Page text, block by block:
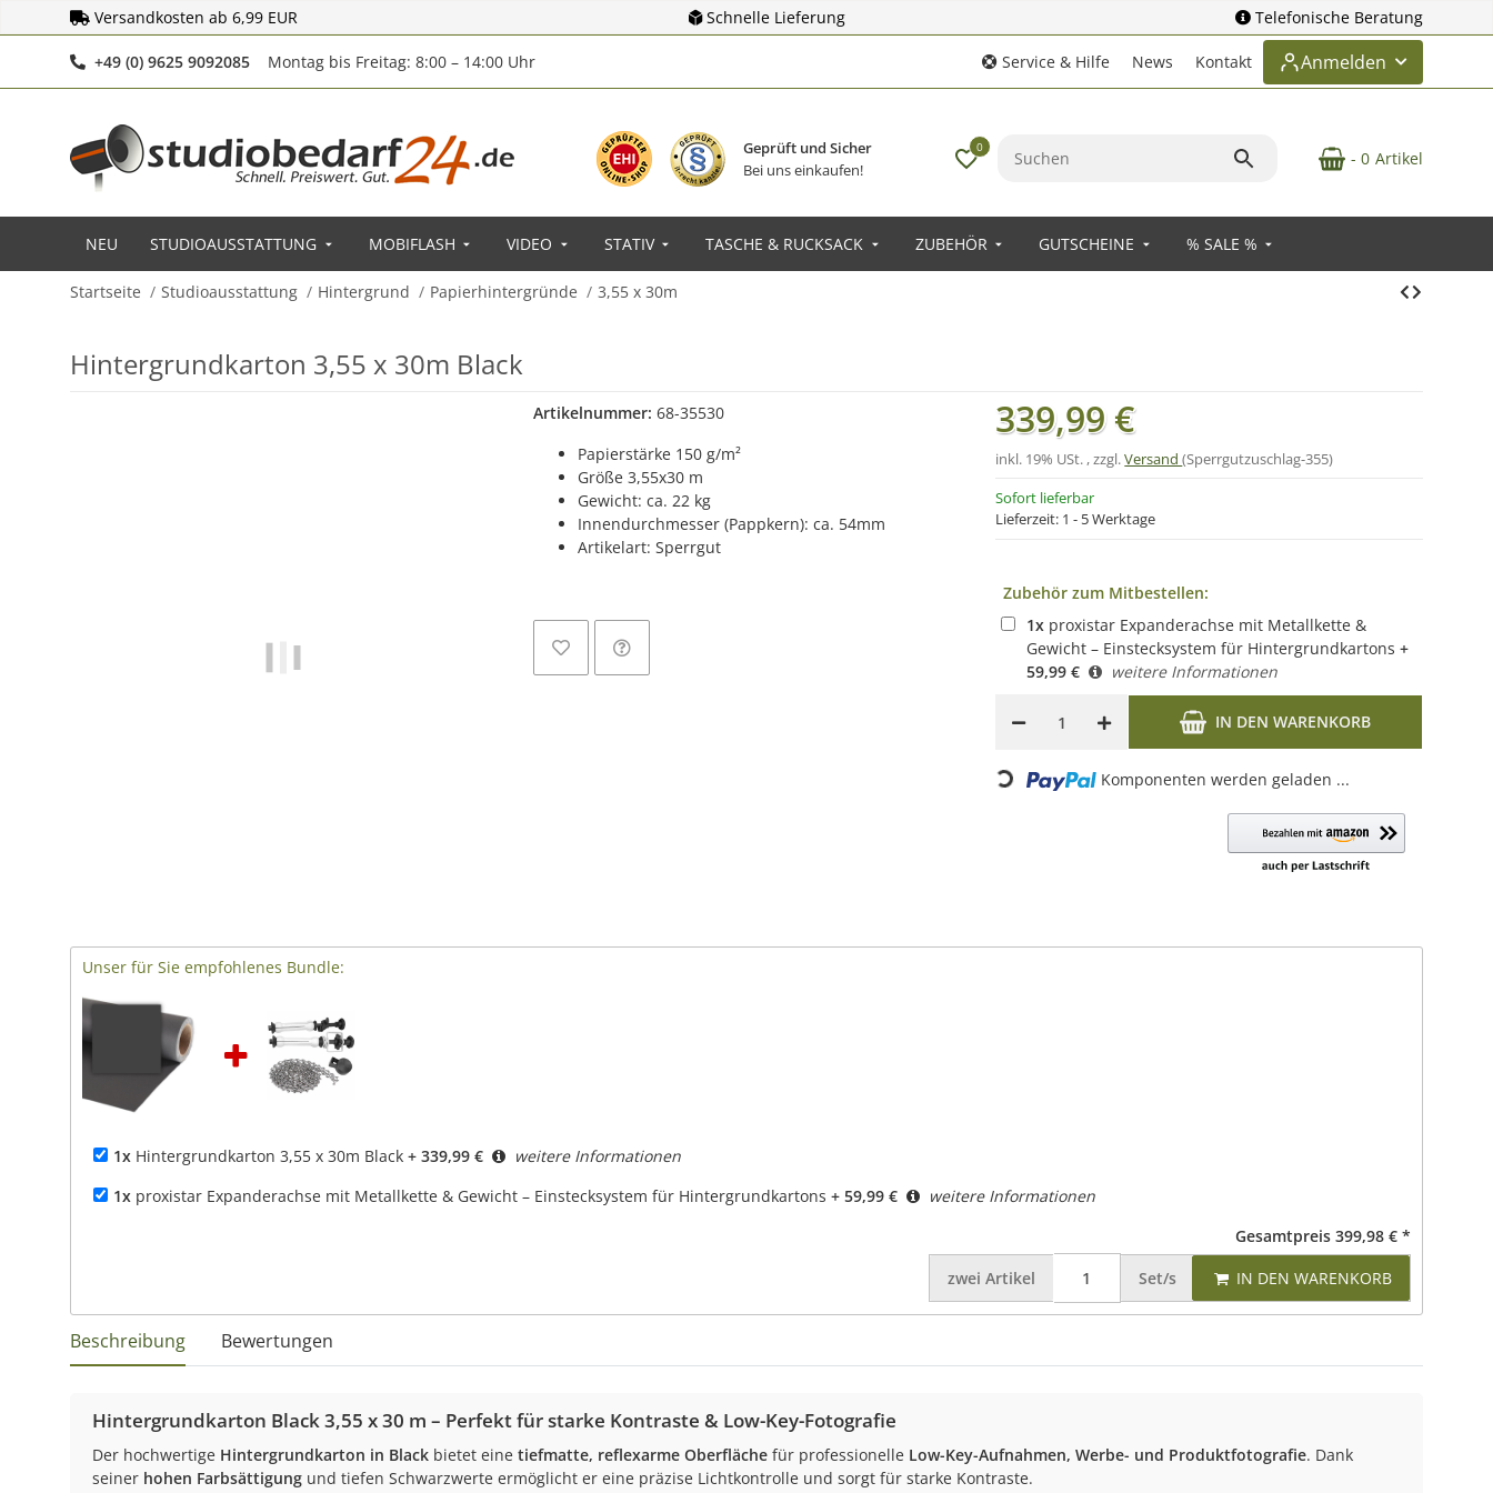
Versandkosten ab 6,99 EUR Schnelle Lieferung Telefonische Beratung
+49 (0) 9625 9092085Telefonnummer
Montag bis Freitag: 8:00 – 14:00 Uhr Service & Hilfe News Kontakt Anmelden
Geprüft und Sicher
Bei uns einkaufen!
0
- 0 Artikel
NEU STUDIOAUSSTATTUNG MOBIFLASH VIDEO STATIV TASCHE & RUCKSACK ZUBEHÖR GUTSCHEINE % SALE %
Startseite Studioausstattung Hintergrund Papierhintergründe 3,55 x 30m
Hintergrundkarton 3,55 x 30m Black
Artikelnummer: 68-35530
Papierstärke 150 g/m²
Größe 3,55x30 m
Gewicht: ca. 22 kg
Innendurchmesser (Pappkern): ca. 54mm
Artikelart: Sperrgut
Sofort lieferbar
Lieferzeit: 1 - 5 Werktage
339,99 €
inkl. 19% USt. , zzgl.Versand(Sperrgutzuschlag-355)
Zubehör zum Mitbestellen:
1x proxistar Expanderachse mit Metallkette &
Gewicht – Einstecksystem für Hintergrundkartons +
59,99 € weitere Informationen
IN DEN WARENKORB
Loading... Komponenten werden geladen ...
Unser für Sie empfohlenes Bundle:
1x Hintergrundkarton 3,55 x 30m Black + 339,99 €
weitere Informationen
1x proxistar Expanderachse mit Metallkette & Gewicht – Einstecksystem für Hintergrundkartons + 59,99 €
weitere Informationen
Gesamtpreis 399,98 € *
zwei Artikel Set/s IN DEN WARENKORB
Beschreibung Bewertungen
Hintergrundkarton Black 3,55 x 30 m – Perfekt für starke Kontraste & Low-Key-Fotografie
Der hochwertige Hintergrundkarton in Black bietet eine tiefmatte, reflexarme Oberfläche für professionelle Low-Key-Aufnahmen, Werbe- und Produktfotografie. Dank
seiner hohen Farbsättigung und tiefen Schwarzwerte ermöglicht er eine präzise Lichtkontrolle und sorgt für starke Kontraste.